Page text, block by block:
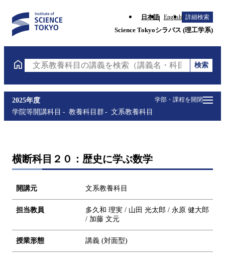
日本語 English 詳細検索
Science Tokyoシラバス (理工学系)
文系教養科目の講義を検索（講義名・科目コード・担
検索
学部・課程を開閉
2025年度
学院等開講科目
教養科目群 文系教養科目
横断科目２０：歴史に学ぶ数学
開講元 文系教養科目
担当教員
多久和 理実 / 山田 光太郎 / 永原 健大郎
/ 加藤 文元
授業形態 講義 (対面型)